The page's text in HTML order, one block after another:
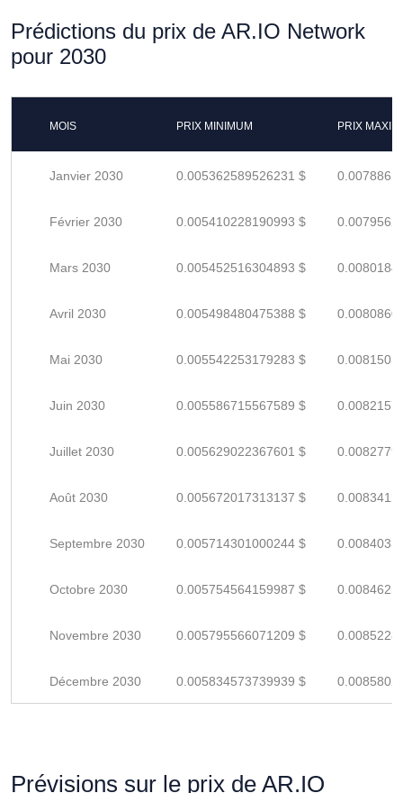
Prédictions du prix de AR.IO Network
pour 2030
MOIS PRIX MINIMUM PRIX
Janvier 2030 0.005362589526231 $
Février 2030 0.005410228190993 $
Mars 2030 0.005452516304893 $
Avril 2030 0.005498480475388 $
Mai 2030 0.005542253179283 $
Juin 2030 0.005586715567589 $
Juillet 2030 0.005629022367601 $
Août 2030 0.005672017313137 $
Septembre 2030 0.005714301000244 $
Octobre 2030 0.005754564159987 $
Novembre 2030 0.005795566071209 $
Décembre 2030 0.005834573739939 $
Prévisions sur le prix de AR.IO